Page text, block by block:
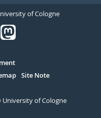
of Cologne
Site Note
of Cologne